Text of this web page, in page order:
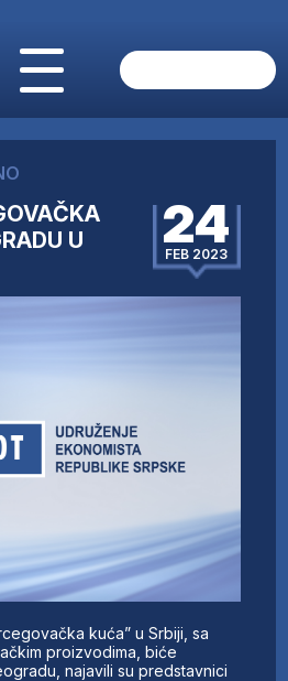
U
24
FEB 2023
kuća” u Srbiji, sa
proizvodima, biće
najavili su predstavnici